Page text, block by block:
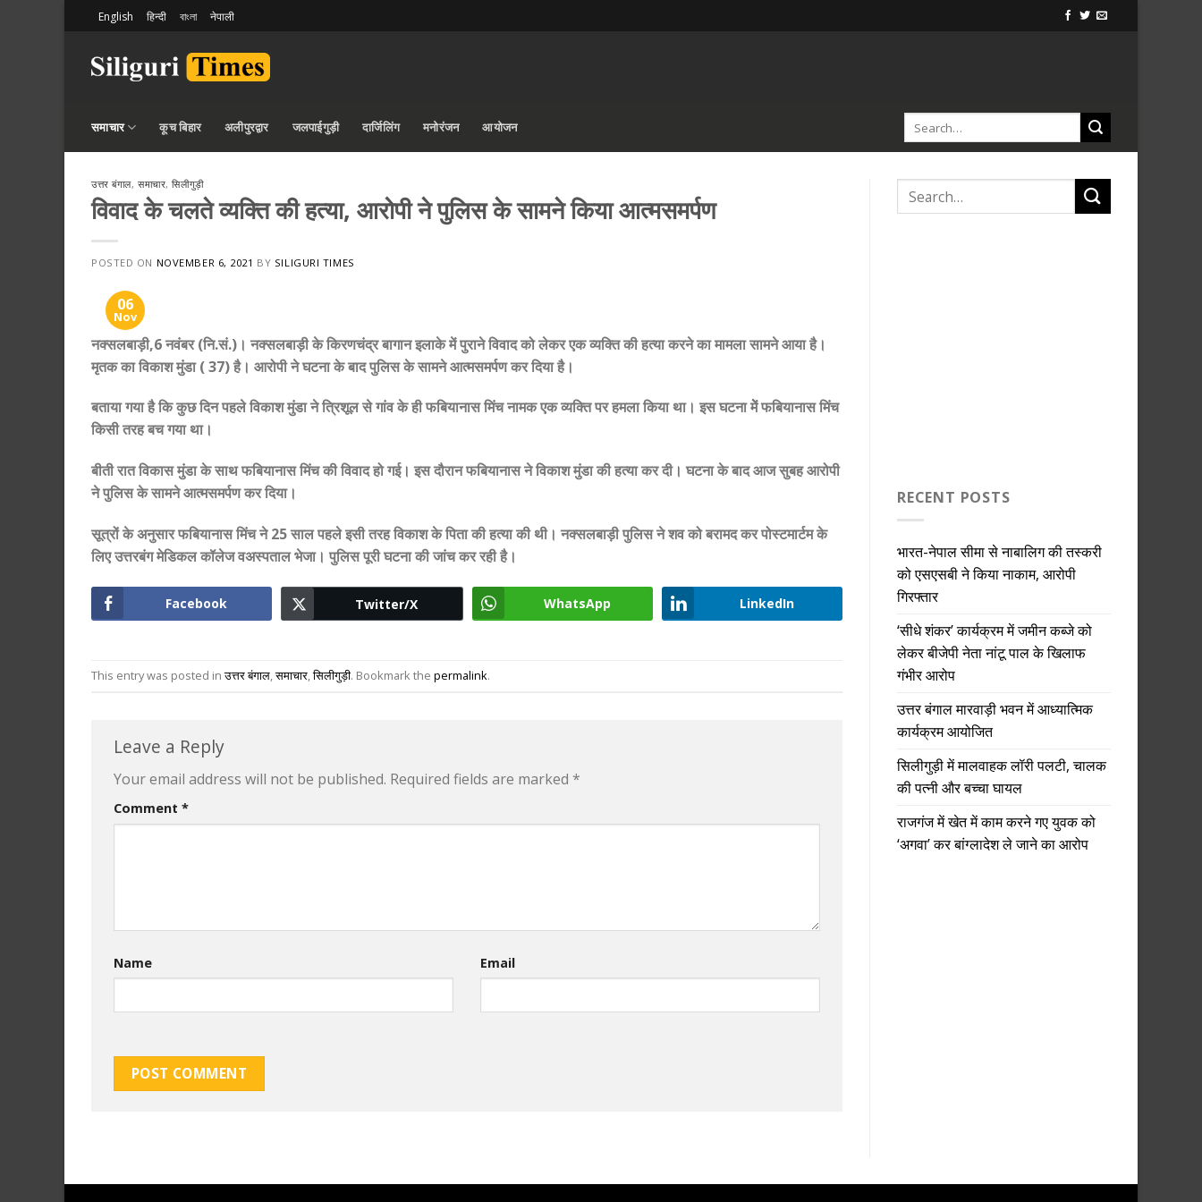
content
English हिन्दी বাংলা नेपाली
समाचार कूच बिहार अलीपुरद्वार जलपाईगुड़ी दार्जिलिंग मनोरंजन आयोजन
उत्तर बंगाल,समाचार,सिलीगुड़ी
विवाद के चलते व्यक्ति की हत्या, आरोपी ने पुलिस के सामने किया आत्मसमर्पण
POSTED ON NOVEMBER 6, 2021 BY SILIGURI TIMES
06
Nov
नक्सलबाड़ी,6 नवंबर (नि.सं.)। नक्सलबाड़ी के किरणचंद्र बागान इलाके में पुराने विवाद को लेकर एक व्यक्ति की हत्या करने का मामला सामने आया है।
मृतक का विकाश मुंडा ( 37) है। आरोपी ने घटना के बाद पुलिस के सामने आत्मसमर्पण कर दिया है।
बताया गया है कि कुछ दिन पहले विकाश मुंडा ने त्रिशूल से गांव के ही फबियानास मिंच नामक एक व्यक्ति पर हमला किया था। इस घटना मेें फबियानास मिंच
किसी तरह बच गया था।
बीती रात विकास मुंडा के साथ फबियानास मिंच की विवाद हो गई। इस दौरान फबियानास ने विकाश मुंडा की हत्या कर दी। घटना के बाद आज सुबह आरोपी
ने पुलिस के सामने आत्मसमर्पण कर दिया।
सूत्रों के अनुसार फबियानास मिंच ने 25 साल पहले इसी तरह विकाश के पिता की हत्या की थी। नक्सलबाड़ी पुलिस ने शव को बरामद कर पोस्टमार्टम के
लिए उत्तरबंग मेडिकल कॉलेज वअस्पताल भेजा। पुलिस पूरी घटना की जांच कर रही है।
Facebook Twitter/X WhatsApp LinkedIn
This entry was posted inउत्तर बंगाल,समाचार,सिलीगुड़ी. Bookmark the permalink.
Leave a Reply
Your email address will not be published. Required fields are marked *
Comment *
Name Email
RECENT POSTS
भारत-नेपाल सीमा से नाबालिग की तस्करी
को एसएसबी ने किया नाकाम, आरोपी
गिरफ्तार
‘सीधे शंकर’ कार्यक्रम में जमीन कब्जे को
लेकर बीजेपी नेता नांटू पाल के खिलाफ
गंभीर आरोप
उत्तर बंगाल मारवाड़ी भवन में आध्यात्मिक
कार्यक्रम आयोजित
सिलीगुड़ी में मालवाहक लॉरी पलटी, चालक
की पत्नी और बच्चा घायल
राजगंज में खेत में काम करने गए युवक को
‘अगवा’ कर बांग्लादेश ले जाने का आरोप